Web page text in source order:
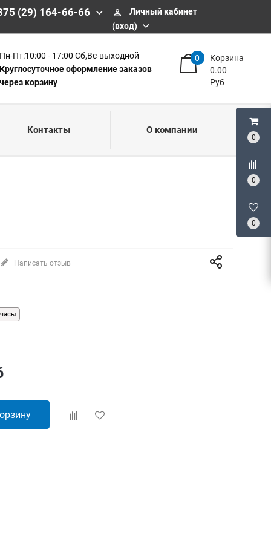
0
0
0
(29) 164-66-66 perm_identity
Личный кабинет
(вход)
Пн-Пт:10:00 - 17:00 Сб,Вс-выходной
Круглосуточное оформление заказов
через корзину
Корзина
0
0.00
Руб
Контакты О компании
Написать отзыв